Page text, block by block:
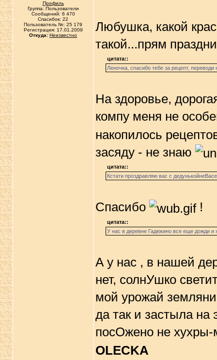
Профиль
Группа: Пользователи
Сообщений: 6 470
Спасибок: 22
Пользователь №: 25 179
Регистрация: 17.01.2009
Откуда: Неизвестно
Любушка, какой
такой...прям
цитата::
Леночка, спасибо тебе за рецепт,
На здоровье,
компу меня не
накопилось
засяду - не знаю
цитата::
Кстати проздравляю вас с
Спасибо !
цитата::
У нас в деревне Гадюкино все еще дожди и
А у нас , в нашей
нет, солнУшко
мой урожай
да так и застыла на
посОжено не
OLECKA